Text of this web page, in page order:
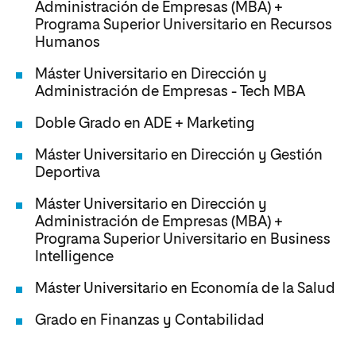
Administración de Empresas (MBA) +
Programa Superior Universitario en Recursos
Humanos
Máster Universitario en Dirección y
Administración de Empresas - Tech MBA
Doble Grado en ADE + Marketing
Máster Universitario en Dirección y Gestión
Deportiva
Máster Universitario en Dirección y
Administración de Empresas (MBA) +
Programa Superior Universitario en Business
Intelligence
Máster Universitario en Economía de la Salud
Grado en Finanzas y Contabilidad